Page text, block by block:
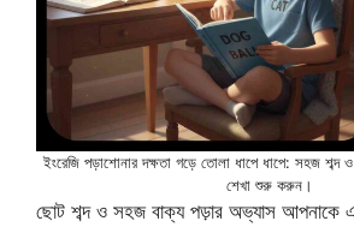
ইংরেজি পড়াশোনার দক্ষতা গড়ে তোলা ধাপে ধাপে: সহজ শব্দ ও
শেখা শুরু করুন।
ছোট শব্দ ও সহজ বাক্য পড়ার অভ্যাস আপনাকে